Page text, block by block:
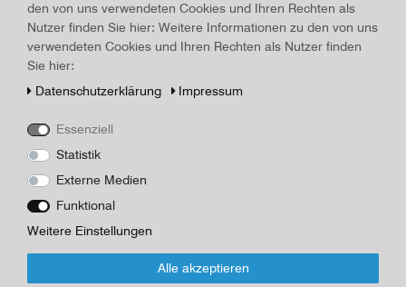
Merkmal
Beschreibung
Buch: Cronin, A. J: The Citadel. 1939, 339 Seiten, 22,0 x 13,2 cm,
OHLeinen, wasserfleckig, nachgedunkelt
Herausgeber/Autor
16,00 EUR
Inhalt1 Stück
Für Infos zum Artikel oder Kauf, bitte Formular
nutzen!
den von uns verwendeten Cookies und Ihren Rechten als
Nutzer finden Sie hier: Weitere Informationen zu den von uns
verwendeten Cookies und Ihren Rechten als Nutzer finden
Sie hier:
Daten­schutz­erklärung
Impressum
Essenziell
Statistik
Externe Medien
Funktional
Weitere Einstellungen
Alle akzeptieren